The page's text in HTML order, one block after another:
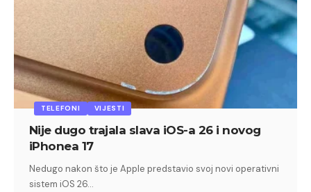
TELEFONI VIJESTI
Nije dugo trajala slava iOS-a 26 i novog
iPhonea 17
Nedugo nakon što je Apple predstavio svoj novi operativni
sistem iOS 26…